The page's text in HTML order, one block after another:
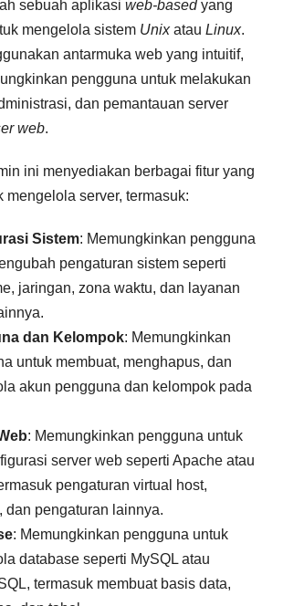
sebuah aplikasi web-based yang
mengelola sistem Unixatau Linux.
antarmuka web yang intuitif,
pengguna untuk melakukan
dan pemantauan server
web.
ini menyediakan berbagai fitur yang
mengelola server, termasuk:
Sistem: Memungkinkan pengguna
pengaturan sistem seperti
jaringan, zona waktu, dan layanan
dan Kelompok: Memungkinkan
untuk membuat, menghapus, dan
akun pengguna dan kelompok pada
: Memungkinkan pengguna untuk
server web seperti Apache atau
pengaturan virtual host,
dan pengaturan lainnya.
: Memungkinkan pengguna untuk
database seperti MySQL atau
termasuk membuat basis data,